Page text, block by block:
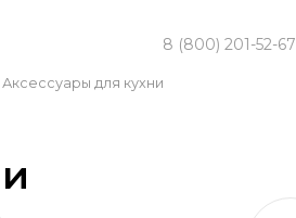
8 (800) 201-52-67
Аксессуары для кухни